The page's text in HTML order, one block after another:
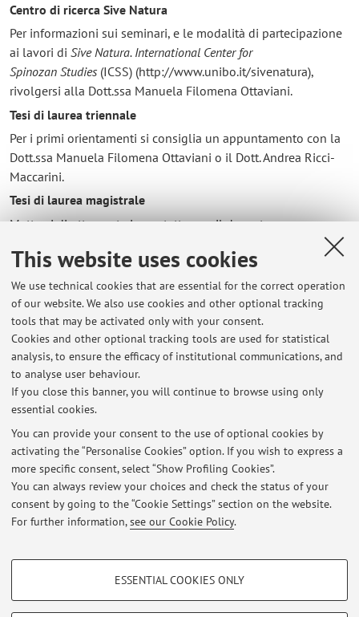
This website uses cookies
We use technical cookies that are essential for the correct operation
of our website. We also use cookies and other optional tracking
tools that may be activated only with your consent.
Cookies and other optional tracking tools are used for statistical
analysis, to ensure the efficacy of institutional communications, and
to analyse user behaviour.
If you close this banner, you will continue to browse using only
essential cookies.
You can provide your consent to the use of optional cookies by
activating the “Personalise Cookies” option. If you wish to express a
more specific consent, select “Show Profiling Cookies”.
You can always review your choices and check the status of your
consent by going to the “Cookie Settings” section on the website.
For further information,see our Cookie Policy.
PROFILING COOKIES - OPTIONAL
ESSENTIAL COOKIES ONLY
Centro di ricerca Sive Natura
Per informazioni sui seminari, e le modalità di partecipazione
ai lavori di Sive Natura. International Center for
Spinozan Studies(ICSS) (http://www.unibo.it/sivenatura),
rivolgersi alla Dott.ssa Manuela Filomena Ottaviani.
Tesi di laurea triennale
Per i primi orientamenti si consiglia un appuntamento con la
Dott.ssa Manuela Filomena Ottaviani o il Dott. Andrea Ricci-
Maccarini.
Tesi di laurea magistrale
Mettersi direttamente in contatto con il docente.
In caso di mancata risposta alle mail entro 3 giorni, si prega
di scrivere di nuovo.
Latest news
Lezioni annullate
Published on: April 06 2024
Lezioni annullate 12 febbraio 2024
Published on: February 12 2024
Inizio lezioni 2023-24
Published on: September 20 2023
Restricted area
Loginto manage all website contents.